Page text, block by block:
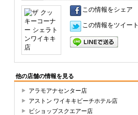
この情報をシェア
この情報をツイート
他の店舗の情報を見る
アラモアナセンター店
アストン ワイキキビーチホテル店
ビショップスクエアー店